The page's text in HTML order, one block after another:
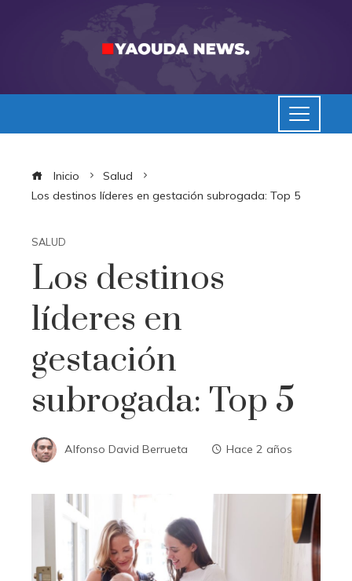
Inicio
Salud
Los destinos líderes en gestación subrogada: Top 5
SALUD
Los destinos
líderes en
gestación
subrogada: Top 5
Alfonso David Berrueta Hace 2 años